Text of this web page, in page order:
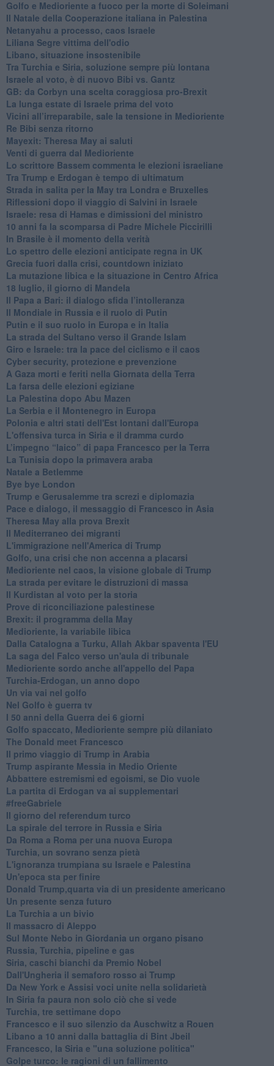
Golfo e Medioriente a fuoco per la morte di Soleimani
Il Natale della Cooperazione italiana in Palestina
Netanyahu a processo, caos Israele
Liliana Segre vittima dell'odio
Libano, situazione insostenibile
Tra Turchia e Siria, soluzione sempre più lontana
Israele al voto, è di nuovo Bibi vs. Gantz
GB: da Corbyn una scelta coraggiosa pro-Brexit
La lunga estate di Israele prima del voto
Vicini all’irreparabile, sale la tensione in Medioriente
Re Bibi senza ritorno
Mayexit: Theresa May ai saluti
Venti di guerra dal Medioriente
Lo scrittore Bassem commenta le elezioni israeliane
Tra Trump e Erdogan è tempo di ultimatum
Strada in salita per la May tra Londra e Bruxelles
Riflessioni dopo il viaggio di Salvini in Israele
Israele: resa di Hamas e dimissioni del ministro
10 anni fa la scomparsa di Padre Michele Piccirilli
In Brasile è il momento della verità
Lo spettro delle elezioni anticipate regna in UK
Grecia fuori dalla crisi, countdown iniziato
La mutazione libica e la situazione in Centro Africa
18 luglio, il giorno di Mandela
Il Papa a Bari: il dialogo sfida l’intolleranza
Il Mondiale in Russia e il ruolo di Putin
Putin e il suo ruolo in Europa e in Italia
La strada del Sultano verso il Grande Islam
Giro e Israele: tra la pace del ciclismo e il caos
Cyber security, protezione e prevenzione
A Gaza morti e feriti nella Giornata della Terra
La farsa delle elezioni egiziane
La Palestina dopo Abu Mazen
La Serbia e il Montenegro in Europa
Polonia e altri stati dell'Est lontani dall'Europa
L'offensiva turca in Siria e il dramma curdo
L’impegno “laico” di papa Francesco per la Terra
La Tunisia dopo la primavera araba
Natale a Betlemme
Bye bye London
Trump e Gerusalemme tra screzi e diplomazia
Pace e dialogo, il messaggio di Francesco in Asia
Theresa May alla prova Brexit
Il Mediterraneo dei migranti
L'immigrazione nell'America di Trump
Golfo, una crisi che non accenna a placarsi
Medioriente nel caos, la visione globale di Trump
La strada per evitare le distruzioni di massa
Il Kurdistan al voto per la storia
Prove di riconciliazione palestinese
Brexit: il programma della May
Medioriente, la variabile libica
Dalla Catalogna a Turku, Allah Akbar spaventa l'EU
La saga del Falco verso un'aula di tribunale
Medioriente sordo anche all'appello del Papa
Turchia-Erdogan, un anno dopo
Un via vai nel golfo
Nel Golfo è guerra tv
I 50 anni della Guerra dei 6 giorni
Golfo spaccato, Medioriente sempre più dilaniato
The Donald meet Francesco
Il primo viaggio di Trump in Arabia
Trump aspirante Messia in Medio Oriente
Abbattere estremismi ed egoismi, se Dio vuole
La partita di Erdogan va ai supplementari
#freeGabriele
Il giorno del referendum turco
La spirale del terrore in Russia e Siria
Da Roma a Roma per una nuova Europa
Turchia, un sovrano senza pietà
L'ignoranza trumpiana su Israele e Palestina
Un'epoca sta per finire
Donald Trump,quarta via di un presidente americano
Un presente senza futuro
La Turchia a un bivio
Il massacro di Aleppo
Sul Monte Nebo in Giordania un organo pisano
Russia, Turchia, pipeline e gas
Siria, caschi bianchi da Premio Nobel
Dall'Ungheria il semaforo rosso ai Trump
Da New York e Assisi voci unite nella solidarietà
In Siria fa paura non solo ciò che si vede
Turchia, tre settimane dopo
Francesco e il suo silenzio da Auschwitz a Rouen
Libano a 10 anni dalla battaglia di Bint Jbeil
Francesco, la Siria e "una soluzione politica"
Golpe turco: le ragioni di un fallimento